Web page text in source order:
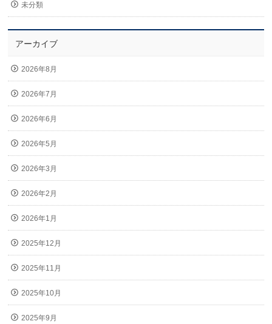
未分類
アーカイブ
2026年8月
2026年7月
2026年6月
2026年5月
2026年3月
2026年2月
2026年1月
2025年12月
2025年11月
2025年10月
2025年9月